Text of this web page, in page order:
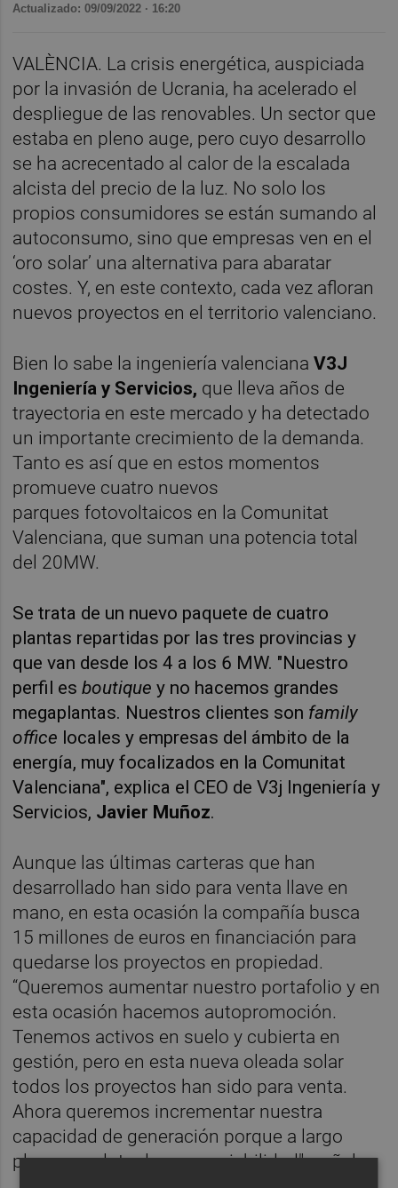
Actualizado: 09/09/2022 · 16:20
VALÈNCIA. La crisis energética, auspiciada
por la invasión de Ucrania, ha acelerado el
despliegue de las renovables. Un sector que
estaba en pleno auge, pero cuyo desarrollo
se ha acrecentado al calor de la escalada
alcista del precio de la luz. No solo los
propios consumidores se están sumando al
autoconsumo, sino que empresas ven en el
‘oro solar’ una alternativa para abaratar
costes. Y, en este contexto, cada vez afloran
nuevos proyectos en el territorio valenciano.
Bien lo sabe la ingeniería valencianaV3J
Ingeniería y Servicios, que lleva años de
trayectoria en este mercado y ha detectado
un importante crecimiento de la demanda.
Tanto es así que en estos momentos
promueve cuatro nuevos
parques fotovoltaicos en la Comunitat
Valenciana, que suman una potencia total
del 20MW.
Se trata de un nuevo paquete de cuatro
plantas repartidas por las tres provincias y
que van desde los 4 a los 6 MW. "Nuestro
perfil esboutique y no hacemos grandes
megaplantas. Nuestros clientes son family
office locales y empresas del ámbito de la
energía, muy focalizados en la Comunitat
Valenciana", explica el CEO de V3j Ingeniería y
Servicios, Javier Muñoz.
Aunque las últimas carteras que han
desarrollado han sido para venta llave en
mano, en esta ocasión la compañía busca
15 millones de euros en financiación para
quedarse los proyectos en propiedad.
“Queremos aumentar nuestro portafolio y en
esta ocasión hacemos autopromoción.
Tenemos activos en suelo y cubierta en
gestión, pero en esta nueva oleada solar
todos los proyectos han sido para venta.
Ahora queremos incrementar nuestra
capacidad de generación porque a largo
plazo nos dota de mayor viabilidad", señala.